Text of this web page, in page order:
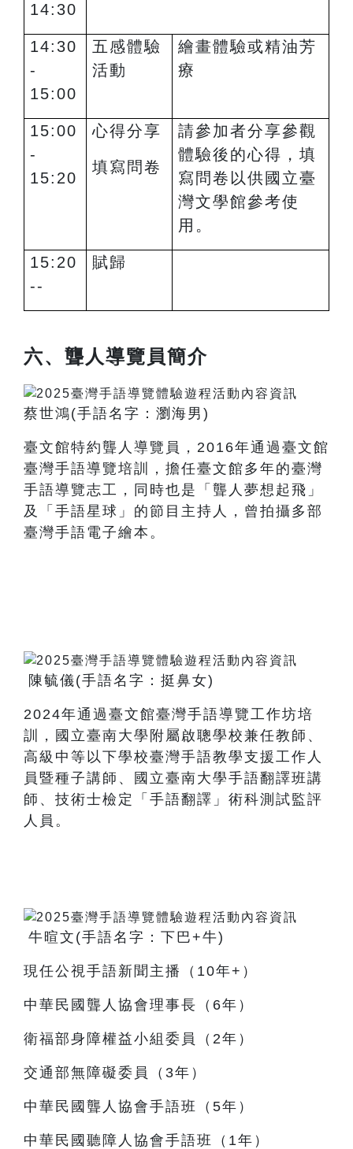
14:30
14:30
-
15:00
五感體驗
活動
繪畫體驗或精油芳
療
15:00
-
15:20
心得分享
填寫問卷
請參加者分享參觀
體驗後的心得，填
寫問卷以供國立臺
灣文學館參考使
用。
15:20
--
賦歸
六、聾人導覽員簡介
蔡世鴻(手語名字：瀏海男 )
臺文館特約聾人導覽員，2016年通過臺文館
臺灣手語導覽培訓，擔任臺文館多年的臺灣
手語導覽志工，同時也是「聾人夢想起飛」
及「手語星球」的節目主持人，曾拍攝多部
臺灣手語電子繪本。
陳毓儀(手語名字：挺鼻女)
2024年通過臺文館臺灣手語導覽工作坊培
訓，國立臺南大學附屬啟聰學校兼任教師、
高級中等以下學校臺灣手語教學支援工作人
員暨種子講師、國立臺南大學手語翻譯班講
師、技術士檢定「手語翻譯」術科測試監評
人員。
牛暄文(手語名字：下巴+牛)
現任公視手語新聞主播（10年+）
中華民國聾人協會理事長（6年）
衛福部身障權益小組委員（2年）
交通部無障礙委員（3年）
中華民國聾人協會手語班（5年）
中華民國聽障人協會手語班（1年）